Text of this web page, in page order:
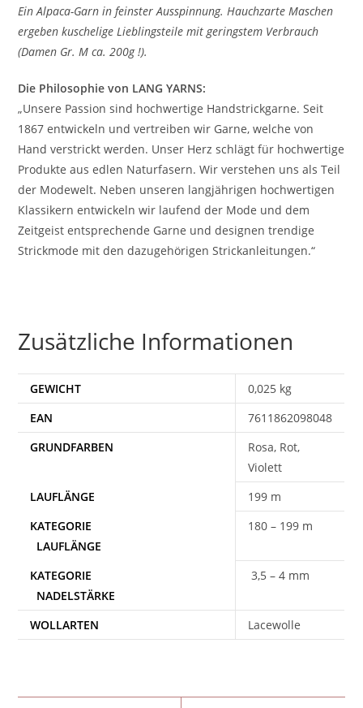
Ein Alpaca-Garn in feinster Ausspinnung. Hauchzarte Maschen
ergeben kuschelige Lieblingsteile mit geringstem Verbrauch
(Damen Gr. M ca. 200g !).
Die Philosophie von LANG YARNS:
„Unsere Passion sind hochwertige Handstrickgarne. Seit
1867 entwickeln und vertreiben wir Garne, welche von
Hand verstrickt werden. Unser Herz schlägt für hochwertige
Produkte aus edlen Naturfasern. Wir verstehen uns als Teil
der Modewelt. Neben unseren langjährigen hochwertigen
Klassikern entwickeln wir laufend der Mode und dem
Zeitgeist entsprechende Garne und designen trendige
Strickmode mit den dazugehörigen Strickanleitungen.“
Zusätzliche Informationen
GEWICHT
0,025 kg
EAN
7611862098048
Rosa, Rot,
Violett
199 m
180 – 199 m
3,5 – 4 mm
WOLLARTEN Lacewolle